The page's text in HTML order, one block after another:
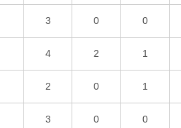
3 0 0
4 2 1
2 0 1
3 0 0